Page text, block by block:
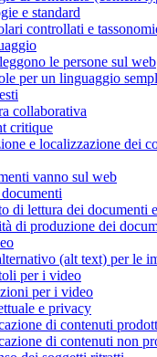
e standard
controllati e
le persone sul web
per un linguaggio
collaborativa
critique
e localizzazione dei
vanno sul web
di lettura dei documenti
di produzione dei
(alt text) per le
per i video
per i video
e privacy
di contenuti
di contenuti non